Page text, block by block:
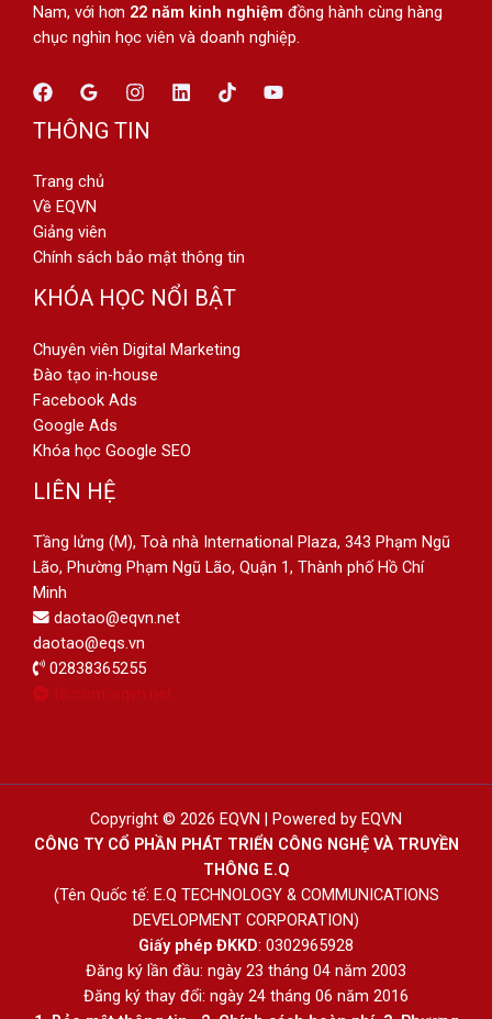
Nam, với hơn 22 năm kinh nghiệm đồng hành cùng hàng
chục nghìn học viên và doanh nghiệp.
THÔNG TIN
Trang chủ
Về EQVN
Giảng viên
Chính sách bảo mật thông tin
KHÓA HỌC NỔI BẬT
Chuyên viên Digital Marketing
Đào tạo in-house
Facebook Ads
Google Ads
Khóa học Google SEO
LIÊN HỆ
Tầng lửng (M), Toà nhà International Plaza, 343 Phạm Ngũ
Lão, Phường Phạm Ngũ Lão, Quận 1, Thành phố Hồ Chí
Minh
daotao@eqvn.net
daotao@eqs.vn
02838365255
fb.com/eqvn.net
Copyright © 2026 EQVN | Powered by EQVN
CÔNG TY CỔ PHẦN PHÁT TRIỂN CÔNG NGHỆ VÀ TRUYỀN
THÔNG E.Q
(Tên Quốc tế: E.Q TECHNOLOGY & COMMUNICATIONS
DEVELOPMENT CORPORATION)
Giấy phép ĐKKD: 0302965928
Đăng ký lần đầu: ngày 23 tháng 04 năm 2003
Đăng ký thay đổi: ngày 24 tháng 06 năm 2016